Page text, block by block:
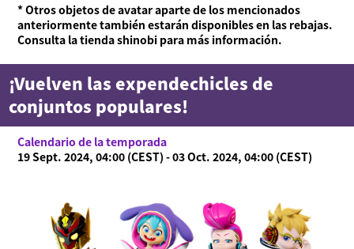
* Otros objetos de avatar aparte de los mencionados
anteriormente también estarán disponibles en las rebajas.
Consulta la tienda shinobi para más información.
¡Vuelven las expendechicles de
conjuntos populares!
Calendario de la temporada
19 Sept. 2024, 04:00 (CEST) - 03 Oct. 2024, 04:00 (CEST)